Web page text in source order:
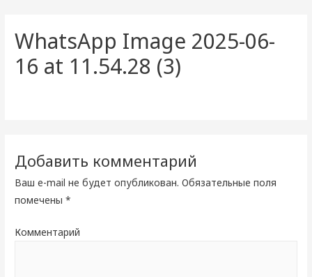
WhatsApp Image 2025-06-
16 at 11.54.28 (3)
Добавить комментарий
Ваш e-mail не будет опубликован. Обязательные поля
помечены*
Комментарий